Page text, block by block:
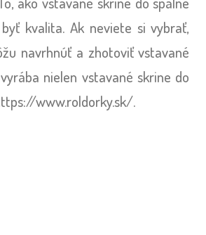
kvalita. Ak neviete si vybrať,
navrhnúť a zhotoviť vstavané
nielen vstavané skrine do
www.roldorky.sk/.